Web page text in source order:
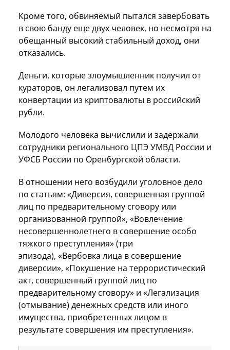
Кроме того, обвиняемый пытался завербовать
в свою банду еще двух человек, но несмотря на
обещанный высокий стабильный доход, они
отказались.
Деньги, которые злоумышленник получил от
кураторов, он легализовал путем их
конвертации из криптовалюты в российский
рубли.
Молодого человека вычислили и задержали
сотрудники регионального ЦПЭ УМВД России и
УФСБ России по Оренбургской области.
В отношении него возбудили уголовное дело
по статьям: «Диверсия, совершенная группой
лиц по предварительному сговору или
организованной группой», «Вовлечение
несовершеннолетнего в совершение особо
тяжкого преступления» (три
эпизода), «Вербовка лица в совершение
диверсии», «Покушение на террористический
акт, совершенный группой лиц по
предварительному сговору» и «Легализация
(отмывание) денежных средств или иного
имущества, приобретенных лицом в
результате совершения им преступления».